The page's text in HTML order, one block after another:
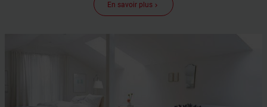
En savoir plus keyboard_arrow_right